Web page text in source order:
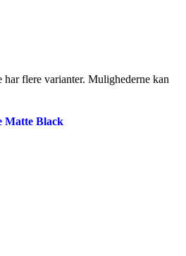
har flere varianter. Mulighederne kan
Matte Black